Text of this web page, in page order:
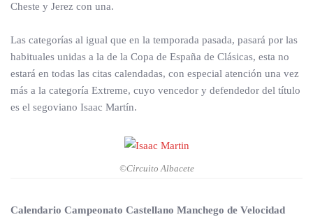
Cheste y Jerez con una.
Las categorías al igual que en la temporada pasada, pasará por las
habituales unidas a la de la Copa de España de Clásicas, esta no
estará en todas las citas calendadas, con especial atención una vez
más a la categoría Extreme, cuyo vencedor y defendedor del título
es el segoviano Isaac Martín.
©Circuito Albacete
Calendario Campeonato Castellano Manchego de Velocidad